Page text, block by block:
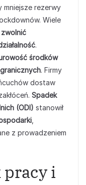
mniejsze rezerwy
Wiele
.
środków
. Firmy
dostaw
Spadek
(ODI) stanowił
z prowadzeniem
pracy i